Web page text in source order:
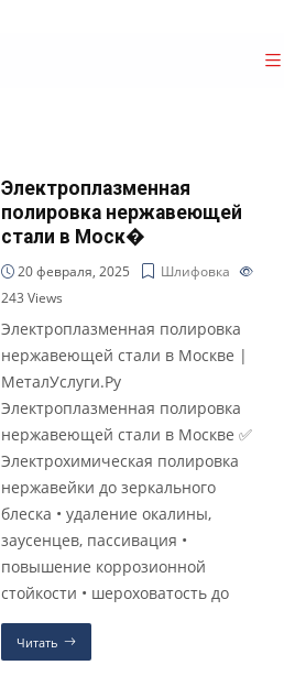
Электроплазменная
полировка нержавеющей
стали в Моск�
20 февраля, 2025
Шлифовка
243Views
Электроплазменная полировка
нержавеющей стали в Москве |
МеталУслуги.Ру
Электроплазменная полировка
нержавеющей стали в Москве ✅
Электрохимическая полировка
нержавейки до зеркального
блеска • удаление окалины,
заусенцев, пассивация •
повышение коррозионной
стойкости • шероховатость до
Читать